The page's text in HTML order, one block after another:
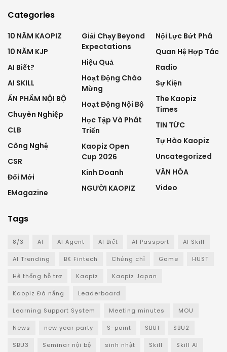
Categories
10 NĂM KAOPIZ
10 NĂM KJP
AI Biết?
AI SKILL
ẤN PHẨM NỘI BỘ
Chuyên Nghiệp
CLB
Công Nghệ
CSR
Đổi Mới
EMagazine
Giải Chạy Beyond
Expectations
Hiệu Quả
Hoạt Động Chào
Mừng
Hoạt Động Nội Bộ
Học Tập Và Phát
Triển
Kaopiz Open
Cup 2026
Kinh Doanh
NGƯỜI KAOPIZ
Nội Lực Bứt Phá
Quan Hệ Hợp Tác
Radio
Sự Kiện
The Kaopiz
Times
TIN TỨC
Tự Hào Kaopiz
Uncategorized
VĂN HÓA
Video
Tags
8/3 AI AI Agent AI Biết AI Passport AI Skill
AI Trending BK Fintech Chứng chỉ Game HUST
Hệ thống hỗ trợ Kaopiz Kaopiz Japan
Kaopiz Đà nẵng Leaderboard
Learning Support System Meeting minutes MOU
News new year party S-point SBU1 SBU2
SBU3 Seminar nội bộ sinh nhật Skill Skill AI